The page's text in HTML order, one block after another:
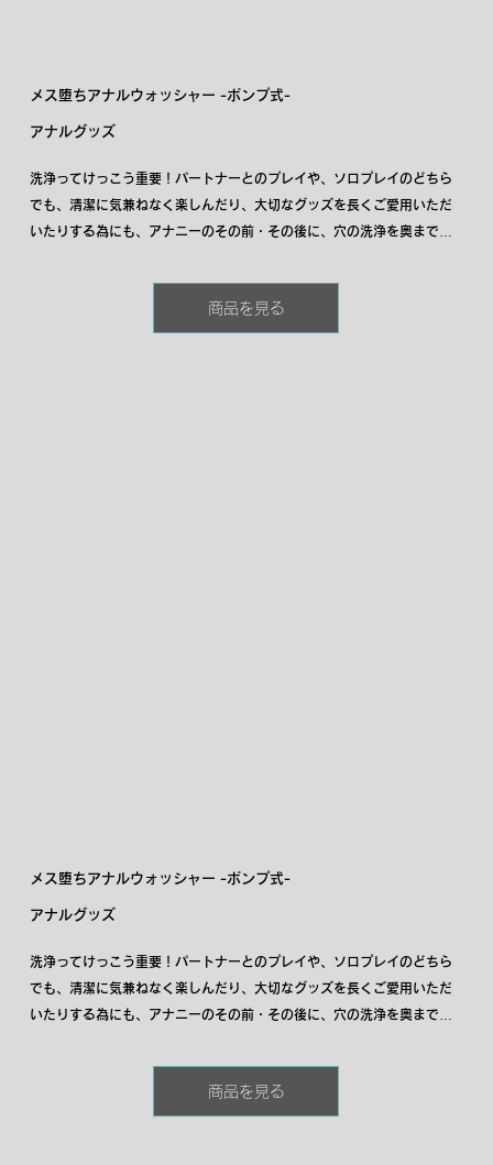
メス堕ちアナルウォッシャー -ポンプ式-
アナルグッズ
洗浄ってけっこう重要！パートナーとのプレイや、ソロプレイのどちら
でも、清潔に気兼ねなく楽しんだり、大切なグッズを長くご愛用いただ
いたりする為にも、アナニーのその前・その後に、穴の洗浄を奥までし
けるよう、痛み、不安、怖さを払拭できる負担が少なく丈夫で柔らかな
素材を使った安心な仕様です。商品を見る
メス堕ちアナルウォッシャー -ポンプ式-
アナルグッズ
洗浄ってけっこう重要！パートナーとのプレイや、ソロプレイのどちら
でも、清潔に気兼ねなく楽しんだり、大切なグッズを長くご愛用いただ
いたりする為にも、アナニーのその前・その後に、穴の洗浄を奥までし
けるよう、痛み、不安、怖さを払拭できる負担が少なく丈夫で柔らかな
素材を使った安心な仕様です。商品を見る